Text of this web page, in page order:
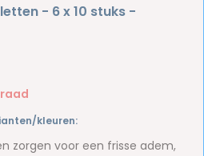
- 6 x 10 stuks -
kleuren:
zorgen voor een frisse adem,